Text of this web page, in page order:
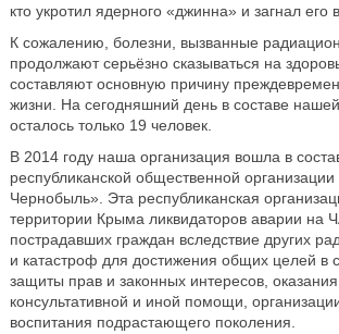
кто укротил ядерного «джинна» и загнал его
К сожалению, болезни, вызванные
продолжают серьёзно сказываться на
составляют основную причину
жизни. На сегодняшний день в составе
осталось только 19 человек.
В 2014 году наша организация вошла в
республиканской общественной
Чернобыль». Эта республиканская
территории Крыма ликвидаторов аварии на
пострадавших граждан вследствие других
и катастроф для достижения общих целей в
защиты прав и законных интересов,
консультативной и иной помощи,
воспитания подрастающего поколения.